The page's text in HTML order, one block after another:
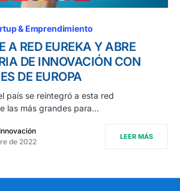
& Emprendimiento
A RED EUREKA Y ABRE
DE INNOVACIÓN CON
DE EUROPA
país se reintegró a esta red
las más grandes para…
de 2022
LEER MÁS